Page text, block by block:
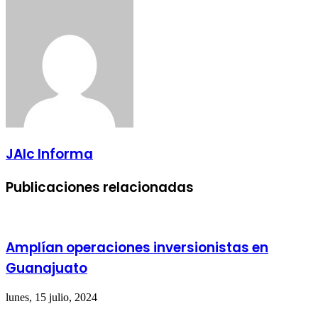
JAlc Informa
Publicaciones relacionadas
Amplían operaciones inversionistas en
Guanajuato
lunes, 15 julio, 2024